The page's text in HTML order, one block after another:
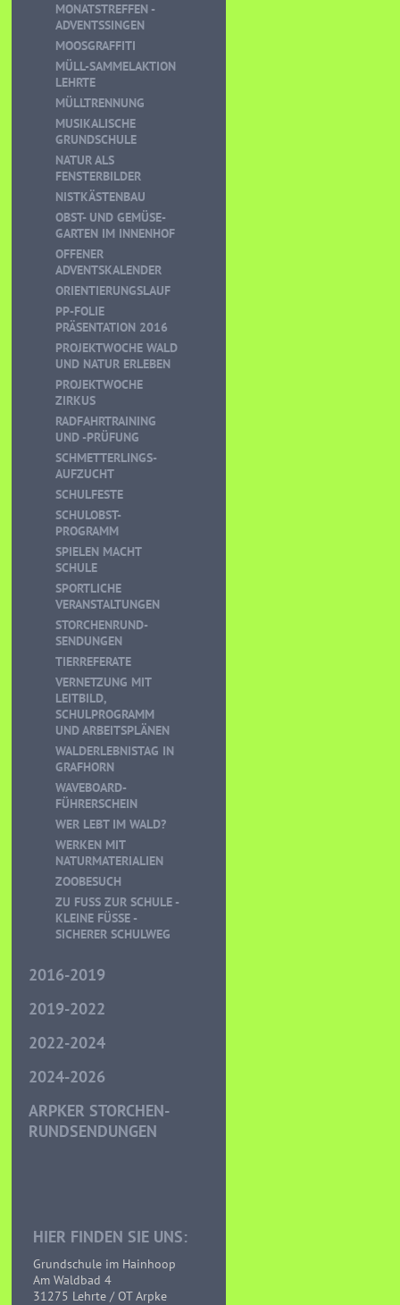
MONATSTREFFEN -
ADVENTSSINGEN
MOOSGRAFFITI
MÜLL-SAMMELAKTION
LEHRTE
MÜLLTRENNUNG
MUSIKALISCHE
GRUNDSCHULE
NATUR ALS
FENSTERBILDER
NISTKÄSTENBAU
OBST- UND GEMÜSE-
GARTEN IM INNENHOF
OFFENER
ADVENTSKALENDER
ORIENTIERUNGSLAUF
PP-FOLIE
PRÄSENTATION 2016
PROJEKTWOCHE WALD
UND NATUR ERLEBEN
PROJEKTWOCHE
ZIRKUS
RADFAHRTRAINING
UND -PRÜFUNG
SCHMETTERLINGS-
AUFZUCHT
SCHULFESTE
SCHULOBST-
PROGRAMM
SPIELEN MACHT
SCHULE
SPORTLICHE
VERANSTALTUNGEN
STORCHENRUND-
SENDUNGEN
TIERREFERATE
VERNETZUNG MIT
LEITBILD,
SCHULPROGRAMM
UND ARBEITSPLÄNEN
WALDERLEBNISTAG IN
GRAFHORN
WAVEBOARD-
FÜHRERSCHEIN
WER LEBT IM WALD?
WERKEN MIT
NATURMATERIALIEN
ZOOBESUCH
ZU FUSS ZUR SCHULE - K
LEINE FÜSSE - SI
CHERER SCHULWEG
2016-2019
2019-2022
2022-2024
2024-2026
ARPKER STORCHEN-
RUNDSENDUNGEN
HIER FINDEN SIE UNS:
Grundschule im Hainhoop
Am Waldbad 4
31275 Lehrte / OT Arpke